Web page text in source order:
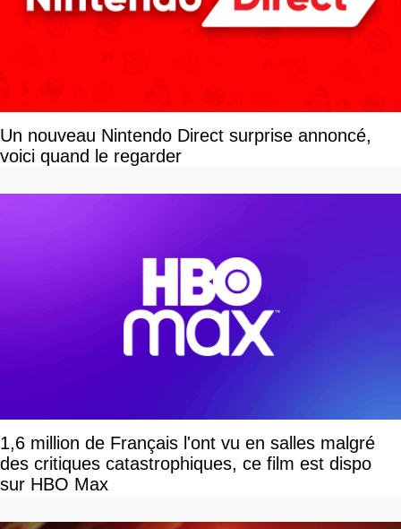
Un nouveau Nintendo Direct surprise annoncé,
voici quand le regarder
1,6 million de Français l'ont vu en salles malgré
des critiques catastrophiques, ce film est dispo
sur HBO Max